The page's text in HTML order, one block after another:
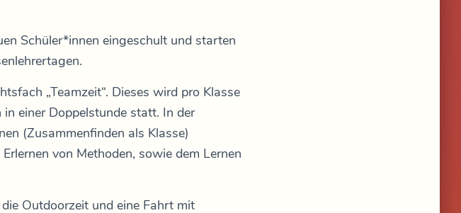
Schüler*innen eingeschult und starten
„Teamzeit“. Dieses wird pro Klasse
einer Doppelstunde statt. In der
(Zusammenfinden als Klasse)
von Methoden, sowie dem Lernen
Outdoorzeit und eine Fahrt mit